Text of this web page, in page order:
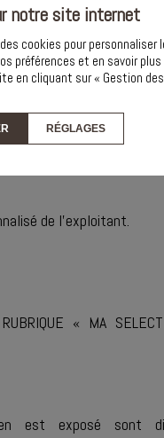
développement
de l’exploitant.
« MA
est exposé sont
notre site internet
cookies pour
préférences et en savoir
en cliquant sur « Gestion
RÉGLAGES